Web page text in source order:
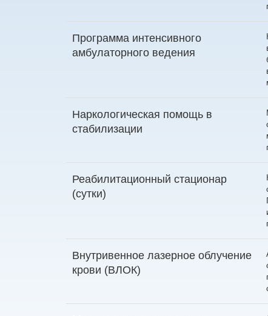
Программа интенсивного
амбулаторного ведения
Наркологическая помощь в
стабилизации
Реабилитационный стационар
(сутки)
Внутривенное лазерное облучение
крови (ВЛОК)